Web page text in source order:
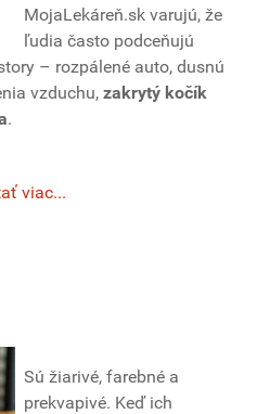
MojaLekáreň.sk varujú, že
ľudia často podceňujú
– rozpálené auto, dusnú
vzduchu, zakrytý kočík
.
viac...
Sú žiarivé, farebné a
prekvapivé. Keď ich